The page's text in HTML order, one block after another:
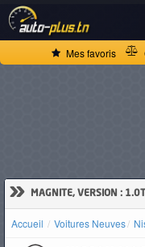
Mes favoris
» MAGNITE, VERSION :
Accueil Voitures Neuves
ACCUEIL